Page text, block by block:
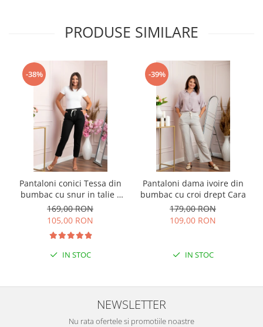
PRODUSE SIMILARE
-38%
Pantaloni conici Tessa din
bumbac cu snur in talie -
Negru
169,00 RON
105,00 RON
IN STOC
-39%
Pantaloni dama ivoire din
bumbac cu croi drept Cara
179,00 RON
109,00 RON
IN STOC
NEWSLETTER
Nu rata ofertele si promotiile noastre